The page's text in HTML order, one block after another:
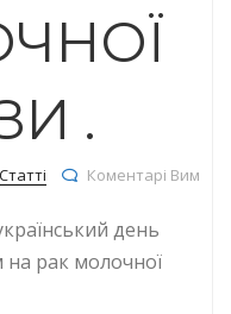
.
Статті Коментарі
день
рак молочної